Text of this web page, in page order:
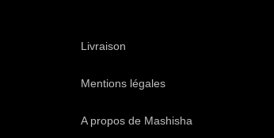
Livraison
Mentions légales
A propos de Mashisha